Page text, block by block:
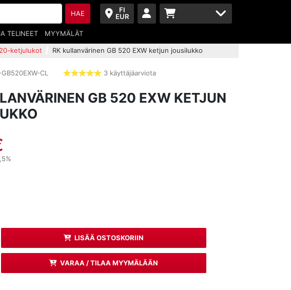
FI
EUR
HAE
TELINEET MYYMÄLÄT
ketjulukot RK kullanvärinen GB 520 EXW ketjun jousilukko
GB520EXW-CL
tähdet
3 käyttäjäarviota
GB 520 EXW KETJUN
LISÄÄ OSTOSKORIIN
VARAA / TILAA MYYMÄLÄÄN